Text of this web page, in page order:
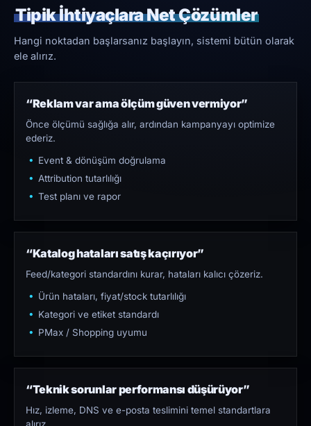
Tipik İhtiyaçlara Net Çözümler
Hangi noktadan başlarsanız başlayın, sistemi bütün olarak
ele alırız.
“Reklam var ama ölçüm güven vermiyor”
Önce ölçümü sağlığa alır, ardından kampanyayı optimize
ederiz.
Event & dönüşüm doğrulama
Attribution tutarlılığı
Test planı ve rapor
“Katalog hataları satış kaçırıyor”
Feed/kategori standardını kurar, hataları kalıcı çözeriz.
Ürün hataları, fiyat/stock tutarlılığı
Kategori ve etiket standardı
PMax / Shopping uyumu
“Teknik sorunlar performansı düşürüyor”
Hız, izleme, DNS ve e-posta teslimini temel standartlara